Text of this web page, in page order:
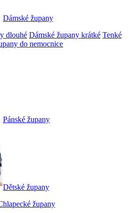
Dámské župany
dlouhé Dámské župany krátké Tenké
do nemocnice
Pánské župany
Dětské župany
župany